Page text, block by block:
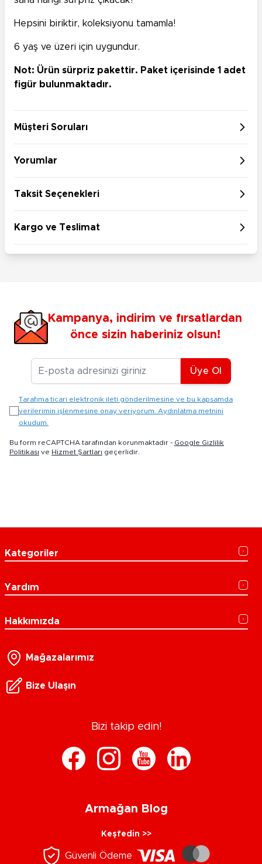
Hepsini biriktir, koleksiyonu tamamla!
6 yaş ve üzeri için uygundur.
Not: Ürün sürpriz pakettir. Paket içerisinde 1 adet
figür bulunmaktadır.
Müşteri Soruları
Yorumlar
Taksit Seçenekleri
Kargo ve Teslimat
Kampanya, indirim ve fırsatlardan
önce sizin haberiniz olsun!
E-posta Adresiniz
Üye Ol
Tarafıma ticari elektronik ileti gönderilmesine ve bu kapsamda
verilerimin işlenmesine onay veriyorum. Aydınlatma metnini
okudum.
Bu form reCAPTCHA tarafından korunmaktadır - Google Gizlilik
Politikası ve Hizmet Şartları geçerlidir.
Kategoriler
Yardım
Hakkımızda
Mağazalarımız
Bize Ulaşın
Bizi takip edin!
Armağan Blog
Keşfedin >>
Güvenli Ödeme